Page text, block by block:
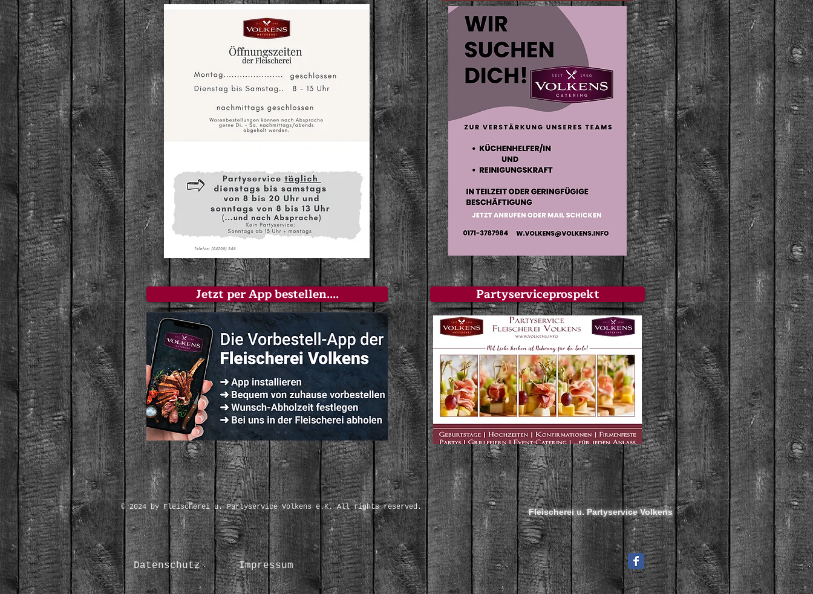
Jetzt per App bestellen.... Partyserviceprospekt
© 2024 by Fleischerei u. Partyservice Volkens e.K. All rights reserved.
Datenschutz Impressum
Fleischerei u. Partyservice Volkens